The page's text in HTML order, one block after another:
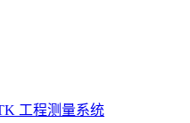
工程测量系统